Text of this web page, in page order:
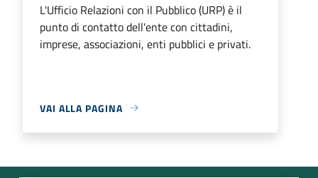
L'Ufficio Relazioni con il Pubblico (URP) è il
punto di contatto dell'ente con cittadini,
imprese, associazioni, enti pubblici e privati.
VAI ALLA PAGINA